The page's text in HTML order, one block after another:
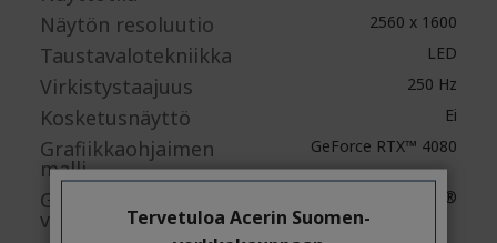
Näytön resoluutio 2560 x 1600
Taustavalotekniikka LED
Virkistystaajuus 250 Hz
Kosketusnäyttö Ei
Grafiikkaohjaimen
malli
GeForce RTX™ 4080
Grafiikkaohjaimen
valmistaja
NVIDIA®
Tervetuloa Acerin Suomen-